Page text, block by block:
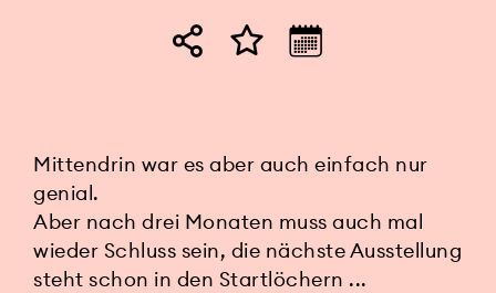
Mittendrin war es aber auch einfach nur
genial.
Aber nach drei Monaten muss auch mal
wieder Schluss sein, die nächste Ausstellung
steht schon in den Startlöchern ...